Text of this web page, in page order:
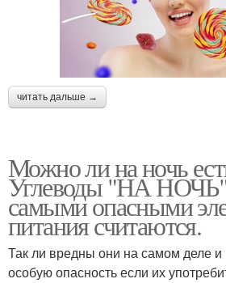
читать дальше →
Можно ли на ночь
Углеводы "НА
самыми опасными
питания считаются.
Так ли вредны они на самом деле и
особую опасность если их